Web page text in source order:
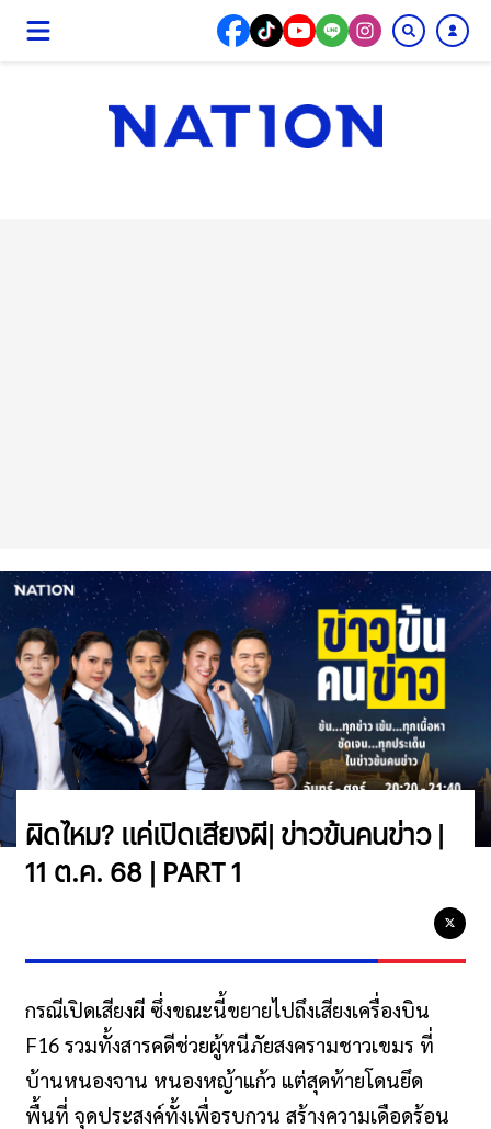
ผิดไหม? แค่เปิดเสียงผี| ข่าวข้นคนข่าว |
11 ต.ค. 68 | PART 1
กรณีเปิดเสียงผี ซึ่งขณะนี้ขยายไปถึงเสียงเครื่องบิน
F16 รวมทั้งสารคดีช่วยผู้หนีภัยสงครามชาวเขมร ที่
บ้านหนองจาน หนองหญ้าแก้ว แต่สุดท้ายโดนยึด
พื้นที่ จุดประสงค์ทั้งเพื่อรบกวน สร้างความเดือดร้อน